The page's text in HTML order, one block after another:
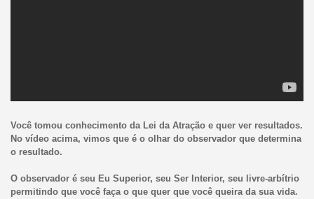
Você tomou conhecimento da Lei da Atração e quer ver resultados.
No vídeo acima, vimos que é o olhar do observador que determina
o resultado.
O observador é seu Eu Superior, seu Ser Interior, seu livre-arbítrio
permitindo que você faça o que quer que você queira da sua vida.